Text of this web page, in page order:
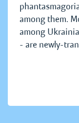
among them.
among
- are newly-